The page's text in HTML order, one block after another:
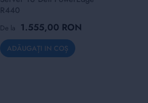
R440
De la 1.555,00 RON
ADĂUGAȚI IN COȘ